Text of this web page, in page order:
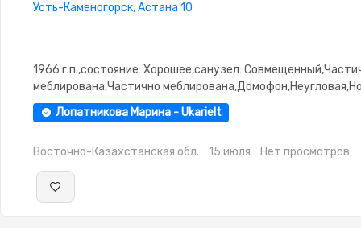
Усть-Каменогорск, Астана 10
1966 г.п.,состояние: Хорошее,санузел:
меблирована,Частично
сантехника,Счётчики,Тихий двор
Лопатникова Марина - Ukarielt
Восточно-Казахстанская обл. 15 июля Нет просмотров